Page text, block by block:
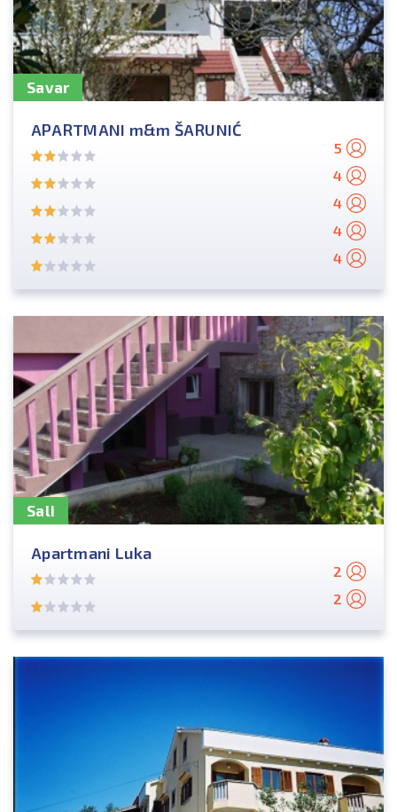
Savar
APARTMANI m&m ŠARUNIĆ
5
4
4
4
4
Sali
Apartmani Luka
2
2